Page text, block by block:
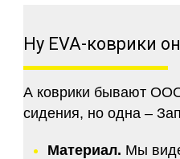
Ну EVA-коврики
А коврики бывают
сидения, но одна –
Материал. Мы